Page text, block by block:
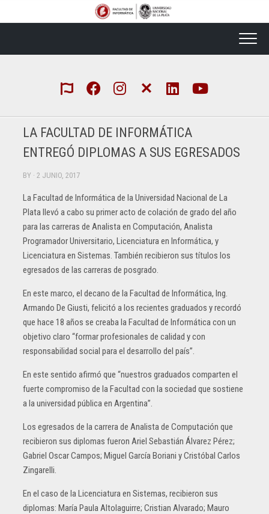
LA FACULTAD DE INFORMÁTICA
ENTREGÓ DIPLOMAS A SUS EGRESADOS
BY · 2 JUNIO, 2017
La Facultad de Informática de la Universidad Nacional de La
Plata llevó a cabo su primer acto de colación de grado del año
para las carreras de Analista en Computación, Analista
Programador Universitario, Licenciatura en Informática, y
Licenciatura en Sistemas. También recibieron sus títulos los
egresados de las carreras de posgrado.
En este marco, el decano de la Facultad de Informática, Ing.
Armando De Giusti, felicitó a los recientes graduados y recordó
que hace 18 años se creaba la Facultad de Informática con un
objetivo claro “formar profesionales de calidad y con
responsabilidad social para el desarrollo del país”.
En este sentido afirmó que “nuestros graduados comparten el
fuerte compromiso de la Facultad con la sociedad que sostiene
a la universidad pública en Argentina”.
Los egresados de la carrera de Analista de Computación que
recibieron sus diplomas fueron Ariel Sebastián Álvarez Pérez;
Gabriel Oscar Campos; Miguel García Boriani y Cristóbal Carlos
Zingarelli.
En el caso de la Licenciatura en Sistemas, recibieron sus
diplomas: María Paula Altolaguirre; Cristian Alvarado; Mauro